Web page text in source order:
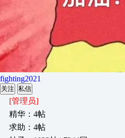
fighting2021
关注 私信
[管理员]
精华：4帖
求助：4帖